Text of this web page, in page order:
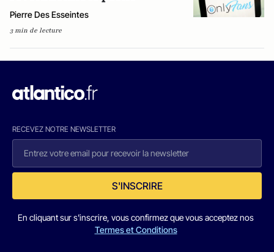
Pierre Des Esseintes
3 min de lecture
RECEVEZ NOTRE NEWSLETTER
S'INSCRIRE
En cliquant sur s'inscrire, vous confirmez que vous acceptez nos
Termes et Conditions